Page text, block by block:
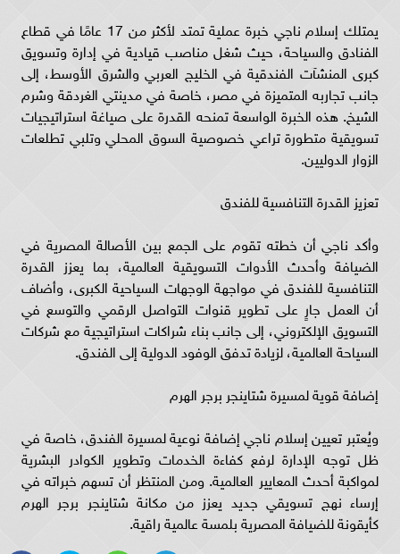
يمتلك إسلام ناجي خبرة عملية تمتد لأكثر من 17 عامًا في قطاع
الفنادق والسياحة، حيث شغل مناصب قيادية في إدارة وتسويق
كبرى المنشآت الفندقية في الخليج العربي والشرق الأوسط، إلى
جانب تجاربه المتميزة في مصر، خاصة في مدينتي الغردقة وشرم
الشيخ. هذه الخبرة الواسعة تمنحه القدرة على صياغة استراتيجيات
تسويقية متطورة تراعي خصوصية السوق المحلي وتلبي تطلعات
الزوار الدوليين.
تعزيز القدرة التنافسية للفندق
وأكد ناجي أن خطته تقوم على الجمع بين الأصالة المصرية في
الضيافة وأحدث الأدوات التسويقية العالمية، بما يعزز القدرة
التنافسية للفندق في مواجهة الوجهات السياحية الكبرى، وأضاف
أن العمل جارٍ على تطوير قنوات التواصل الرقمي والتوسع في
التسويق الإلكتروني، إلى جانب بناء شراكات استراتيجية مع شركات
السياحة العالمية، لزيادة تدفق الوفود الدولية إلى الفندق.
إضافة قوية لمسيرة شتاينجر برجر الهرم
ويُعتبر تعيين إسلام ناجي إضافة نوعية لمسيرة الفندق، خاصة في
ظل توجه الإدارة لرفع كفاءة الخدمات وتطوير الكوادر البشرية
لمواكبة أحدث المعايير العالمية. ومن المنتظر أن تسهم خبراته في
إرساء نهج تسويقي جديد يعزز من مكانة شتاينجر برجر الهرم
كأيقونة للضيافة المصرية بلمسة عالمية راقية.